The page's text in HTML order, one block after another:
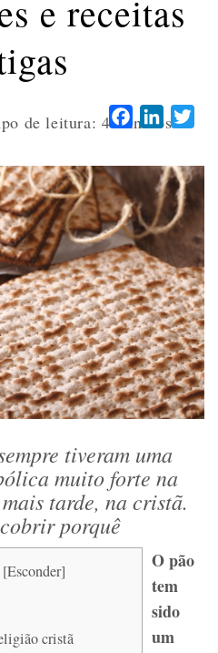
e receitas
de leitura: 4 minutos
Facebook
tiveram uma
muito forte na
tarde, na cristã.
porquê
[Esconder]
cristã
O pão
tem
sido
um